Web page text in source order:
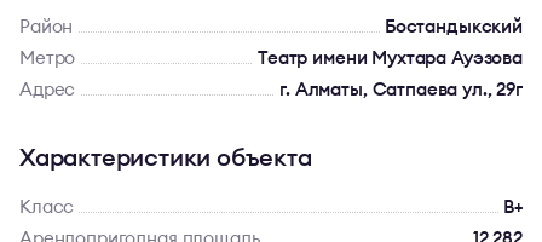
Район
Бостандыкский
Метро
Театр имени Мухтара Ауэзова
Адрес
г. Алматы, Сатпаева ул., 29г
Характеристики объекта
Класс
B+